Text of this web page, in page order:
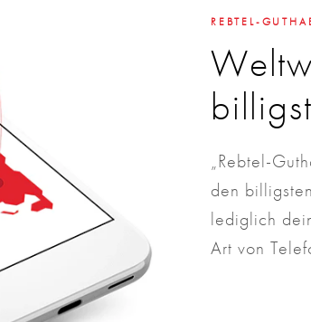
REBTEL-
„Rebtel-
den
lediglich
Art von